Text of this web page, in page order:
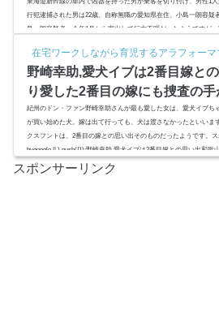
行犯逮捕された男は22歳、自称無職の愛知県在住、小島一朗容
島一朗容疑者。今年1月から家出して行方不明だったようですが
歴、家族関係を追いました。スポンサーリンク(adsbygoogle =
と病歴,家...
在宅ワークしながら育児するアラフォー
野崎幸助,愛犬イブは2番目嫁と
り愛した2番目の嫁にも捜査の手
紀州のドン・ファン野崎幸助さんが最も愛した女は、愛犬イブち
が買い始めた犬。嫁は出て行っても、犬は渡さなかったといいま
クスフントは、2番目の嫁との思い出そのものだったようです。
bygoogle || ).push({});野崎幸助,愛犬イブは2番目嫁との思い出和歌
が不審死で亡くなったのは5月24日。そこから2週間経ってやっと
〇剤中毒...
スポンサーリンク